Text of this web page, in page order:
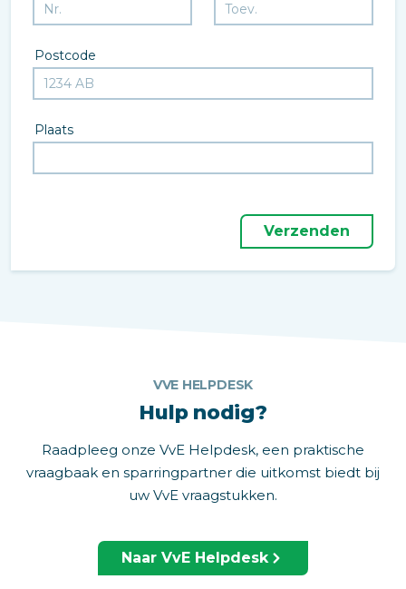
Postcode
Plaats
Verzenden
VVE HELPDESK
Hulp nodig?
Raadpleeg onze VvE Helpdesk, een praktische
vraagbaak en sparringpartner die uitkomst biedt bij
uw VvE vraagstukken.
Naar VvE Helpdesk